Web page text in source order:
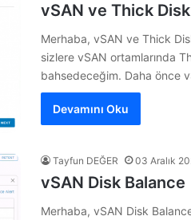
vSAN ve Thick Disk
Merhaba, vSAN ve Thick
sizlere vSAN ortamlarında
bahsedeceğim. Daha önce
Devamını Oku
Tayfun DEĞER 03 Aralık
vSAN Disk Balance
Merhaba, vSAN Disk